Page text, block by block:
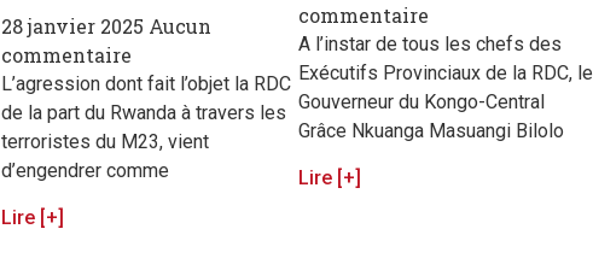
28 janvier 2025 Aucun
commentaire
L’agression dont fait l’objet la RDC
de la part du Rwanda à travers les
terroristes du M23, vient
d’engendrer comme
Lire [+]
commentaire
A l’instar de tous les chefs des
Exécutifs Provinciaux de la RDC, le
Gouverneur du Kongo-Central
Grâce Nkuanga Masuangi Bilolo
Lire [+]